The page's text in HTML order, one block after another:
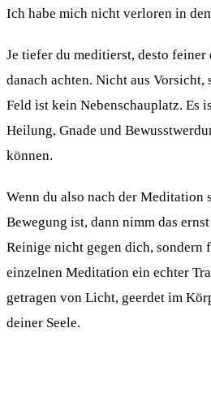
Ich habe mich nicht verloren in
Je tiefer du meditierst, desto
danach achten. Nicht aus Vorsicht,
Feld ist kein Nebenschauplatz. Es
Heilung, Gnade und
können.
Wenn du also nach der Meditation
Bewegung ist, dann nimm das
Reinige nicht gegen dich, sondern
einzelnen Meditation ein echter
getragen von Licht, geerdet im
deiner Seele.